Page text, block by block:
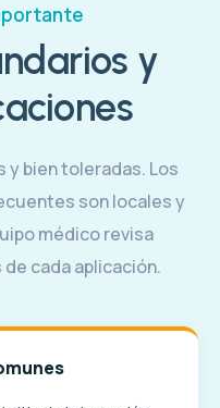
y
y bien toleradas. Los
son locales y
médico revisa
cada aplicación.